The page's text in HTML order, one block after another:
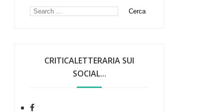
CRITICALETTERARIA SUI
SOCIAL...